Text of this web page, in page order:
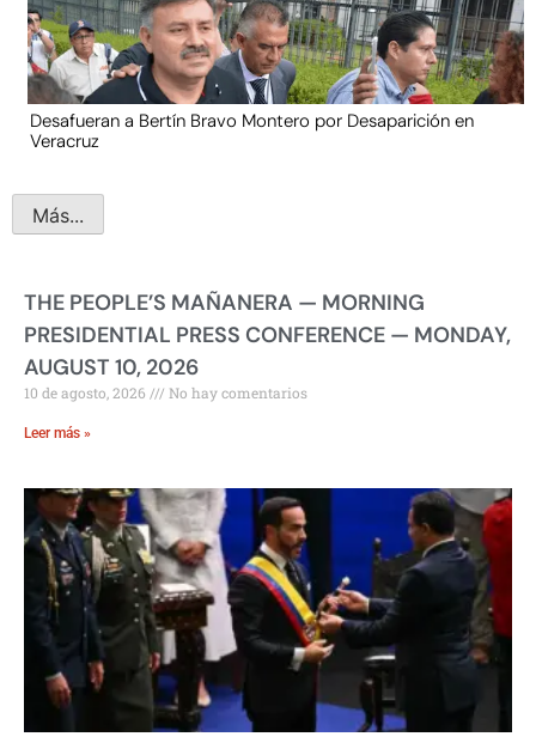
Desafueran a Bertín Bravo Montero por Desaparición en
Veracruz
Más...
THE PEOPLE’S MAÑANERA — MORNING
PRESIDENTIAL PRESS CONFERENCE — MONDAY,
AUGUST 10, 2026
10 de agosto, 2026 No hay comentarios
Leer más »